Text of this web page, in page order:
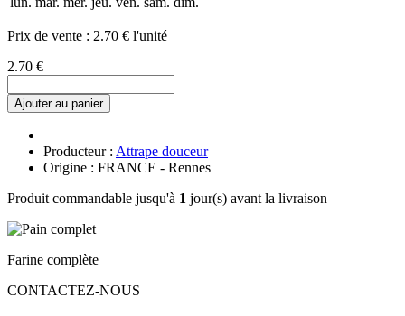
Prix de vente : 2.70 € l'unité
2.70 €
Ajouter au panier
Producteur : Attrape douceur
Origine : FRANCE - Rennes
Produit commandable jusqu'à 1 jour(s) avant la livraison
Farine complète
CONTACTEZ-NOUS